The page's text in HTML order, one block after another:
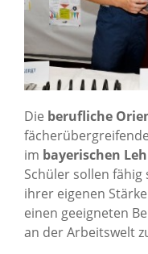
Die berufliche
im bayerischen
Schüler sollen
ihrer eigenen
einen geeigneten
an der Arbeitswelt